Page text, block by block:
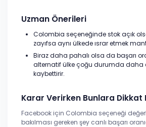
Uzman Önerileri
Colombia seçeneğinde stok açık
zayıfsa aynı ülkede ısrar etmek
Biraz daha pahalı olsa da başarı
alternatif ülke çoğu durumda daha
kaybettirir.
Karar Verirken Bunlara Dikkat
Facebook için Colombia seçeneği
bakılması gereken şey canlı başarı